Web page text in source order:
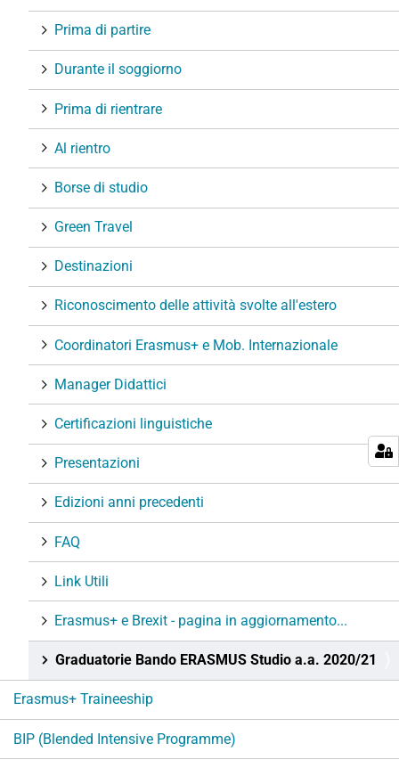
Prima di partire
Durante il soggiorno
Prima di rientrare
Al rientro
Borse di studio
Green Travel
Destinazioni
Riconoscimento delle attività svolte all'estero
Coordinatori Erasmus+ e Mob. Internazionale
Manager Didattici
Certificazioni linguistiche
Presentazioni
Edizioni anni precedenti
FAQ
Link Utili
Erasmus+ e Brexit - pagina in aggiornamento...
Graduatorie Bando ERASMUS Studio a.a. 2020/21
Erasmus+ Traineeship
BIP (Blended Intensive Programme)